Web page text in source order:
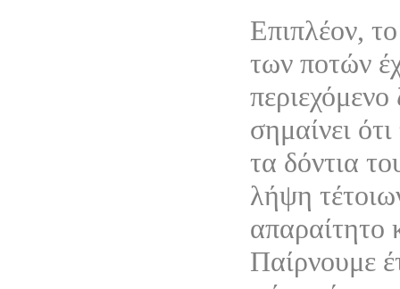
Επιπλέον,
των ποτών
σημαίνει
τα δόντια
λήψη
απαραίτητο
Παίρνουμε